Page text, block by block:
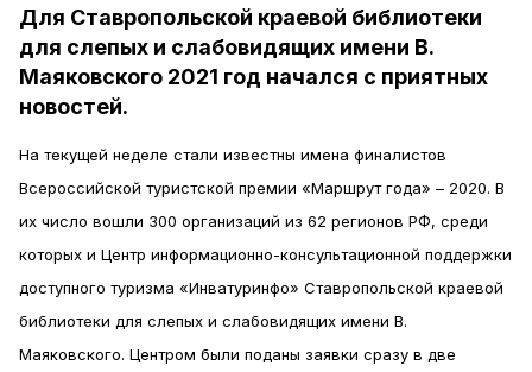
Для Ставропольской краевой библиотеки
для слепых и слабовидящих имени В.
Маяковского 2021 год начался с приятных
новостей.
На текущей неделе стали известны имена финалистов
Всероссийской туристской премии «Маршрут года» – 2020. В
их число вошли 300 организаций из 62 регионов РФ, среди
которых и Центр информационно-консультационной поддержки
доступного туризма «Инватуринфо» Ставропольской краевой
библиотеки для слепых и слабовидящих имени В.
Маяковского. Центром были поданы заявки сразу в две